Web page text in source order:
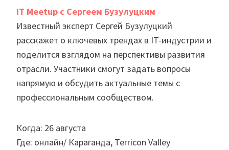
IT Meetup с Сергеем Бузулуцким
Известный эксперт Сергей Бузулуцкий
расскажет о ключевых трендах в IT-индустрии и
поделится взглядом на перспективы развития
отрасли. Участники смогут задать вопросы
напрямую и обсудить актуальные темы с
профессиональным сообществом.
Когда: 26 августа
Где: онлайн/ Караганда, Terricon Valley